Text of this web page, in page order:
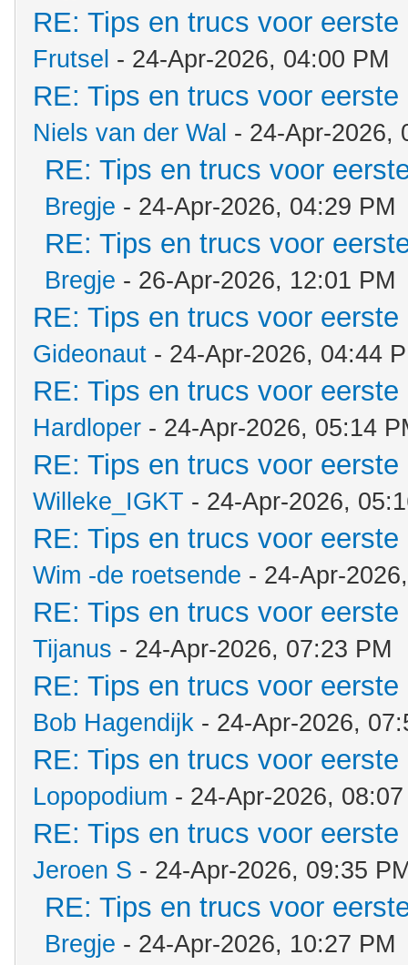
RE: Tips en trucs voor
Frutsel - 24-Apr-2026, 04:00 PM
RE: Tips en trucs voor
Niels van der Wal - 24-Apr-2026,
RE: Tips en trucs voor
Bregje - 24-Apr-2026, 04:29 PM
RE: Tips en trucs voor
Bregje - 26-Apr-2026, 12:01 PM
RE: Tips en trucs voor
Gideonaut - 24-Apr-2026, 04:44
RE: Tips en trucs voor
Hardloper - 24-Apr-2026, 05:14
RE: Tips en trucs voor
Willeke_IGKT - 24-Apr-2026,
RE: Tips en trucs voor
Wim -de roetsende - 24-Apr-
RE: Tips en trucs voor
Tijanus - 24-Apr-2026, 07:23 PM
RE: Tips en trucs voor
Bob Hagendijk - 24-Apr-2026,
RE: Tips en trucs voor
Lopopodium - 24-Apr-2026,
RE: Tips en trucs voor
Jeroen S - 24-Apr-2026, 09:35
RE: Tips en trucs voor
Bregje - 24-Apr-2026, 10:27 PM